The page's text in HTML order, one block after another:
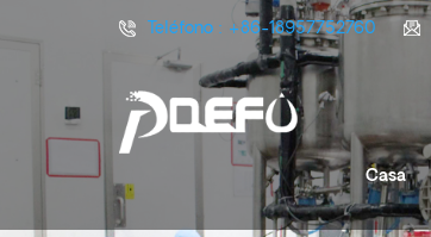
Teléfono : +86-18957752760
Casa